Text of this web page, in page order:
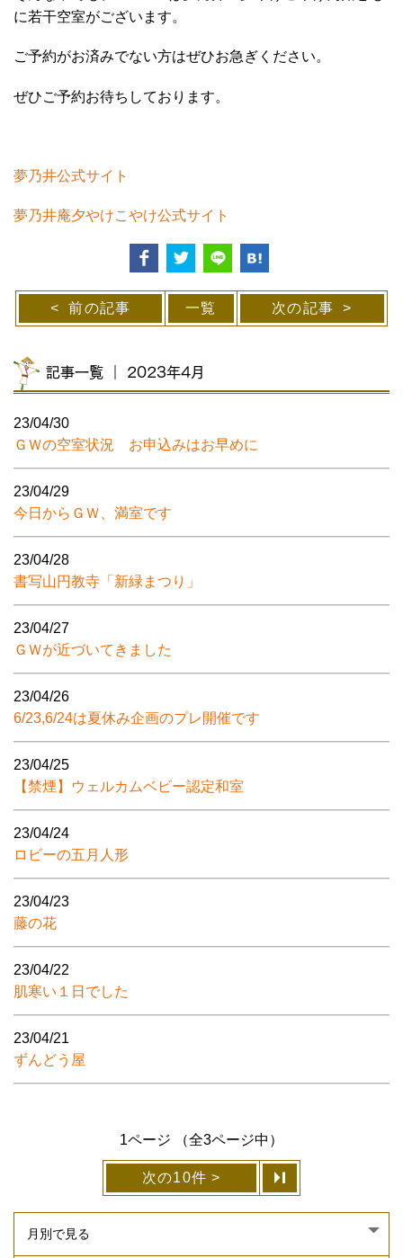
に若干空室がございます。
ご予約がお済みでない方はぜひお急ぎください。
ぜひご予約お待ちしております。
夢乃井公式サイト
夢乃井庵夕やけこやけ公式サイト
前の記事 一覧 次の記事
記事一覧 ｜ 2023年4月
23/04/30
ＧＷの空室状況 お申込みはお早めに
23/04/29
今日からＧＷ、満室です
23/04/28
書写山円教寺「新緑まつり」
23/04/27
ＧＷが近づいてきました
23/04/26
6/23,6/24は夏休み企画のプレ開催です
23/04/25
【禁煙】ウェルカムベビー認定和室
23/04/24
ロビーの五月人形
23/04/23
藤の花
23/04/22
肌寒い１日でした
23/04/21
ずんどう屋
1ページ （全3ページ中）
次の10件